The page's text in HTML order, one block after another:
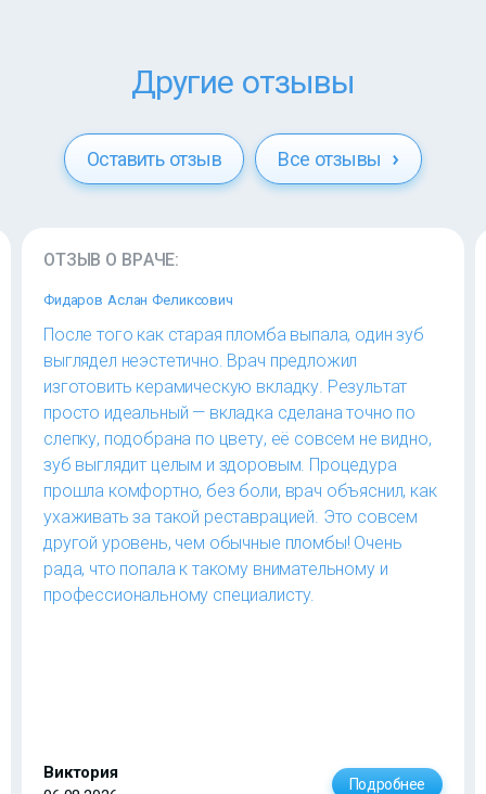
Другие отзывы
Оставить отзыв Все отзывы
ОТЗЫВ О ВРАЧЕ:
Фидаров Аслан Феликсович
После того как старая пломба выпала, один зуб
выглядел неэстетично. Врач предложил
изготовить керамическую вкладку. Результат
просто идеальный — вкладка сделана точно по
слепку, подобрана по цвету, её совсем не видно,
зуб выглядит целым и здоровым. Процедура
прошла комфортно, без боли, врач объяснил, как
ухаживать за такой реставрацией. Это совсем
другой уровень, чем обычные пломбы! Очень
рада, что попала к такому внимательному и
профессиональному специалисту.
Виктория
Подробнее